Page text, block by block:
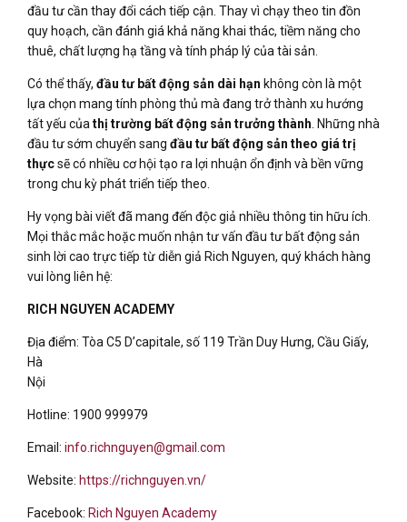
đầu tư cần thay đổi cách tiếp cận. Thay vì chạy theo tin đồn
quy hoạch, cần đánh giá khả năng khai thác, tiềm năng cho
thuê, chất lượng hạ tầng và tính pháp lý của tài sản.
Có thể thấy, đầu tư bất động sản dài hạn không còn là một
lựa chọn mang tính phòng thủ mà đang trở thành xu hướng
tất yếu củathị trường bất động sản trưởng thành. Những nhà
đầu tư sớm chuyển sang đầu tư bất động sản theo giá trị
thựcsẽ có nhiều cơ hội tạo ra lợi nhuận ổn định và bền vững
trong chu kỳ phát triển tiếp theo.
Hy vọng bài viết đã mang đến độc giả nhiều thông tin hữu ích.
Mọi thắc mắc hoặc muốn nhận tư vấn đầu tư bất động sản
sinh lời cao trực tiếp từ diễn giả Rich Nguyen, quý khách hàng
vui lòng liên hệ:
RICH NGUYEN ACADEMY
Địa điểm: Tòa C5 D’capitale, số 119 Trần Duy Hưng, Cầu Giấy,
Hà
Nội
Hotline: 1900 999979
Email: info.richnguyen@gmail.com
Website: https://richnguyen.vn/
Facebook: Rich Nguyen Academy